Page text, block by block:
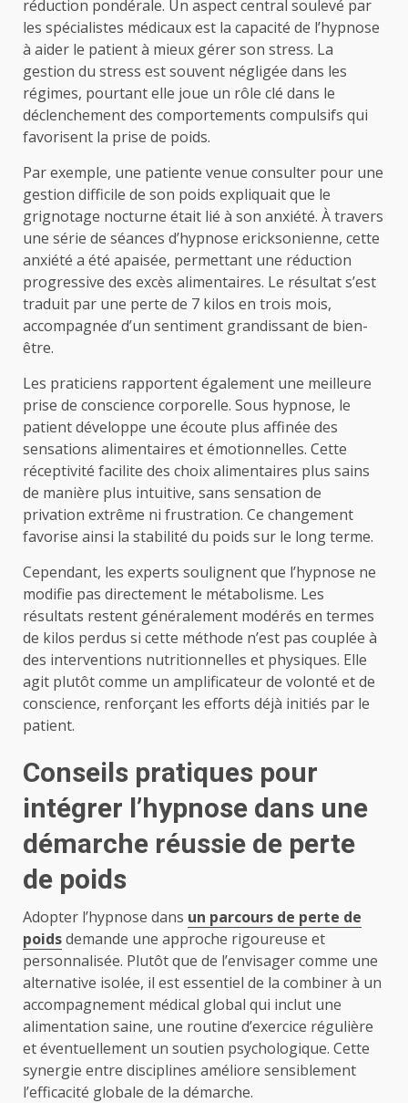
réduction pondérale. Un aspect central soulevé par
les spécialistes médicaux est la capacité de l’hypnose
à aider le patient à mieux gérer son stress. La
gestion du stress est souvent négligée dans les
régimes, pourtant elle joue un rôle clé dans le
déclenchement des comportements compulsifs qui
favorisent la prise de poids.
Par exemple, une patiente venue consulter pour une
gestion difficile de son poids expliquait que le
grignotage nocturne était lié à son anxiété. À travers
une série de séances d’hypnose ericksonienne, cette
anxiété a été apaisée, permettant une réduction
progressive des excès alimentaires. Le résultat s’est
traduit par une perte de 7 kilos en trois mois,
accompagnée d’un sentiment grandissant de bien-
être.
Les praticiens rapportent également une meilleure
prise de conscience corporelle. Sous hypnose, le
patient développe une écoute plus affinée des
sensations alimentaires et émotionnelles. Cette
réceptivité facilite des choix alimentaires plus sains
de manière plus intuitive, sans sensation de
privation extrême ni frustration. Ce changement
favorise ainsi la stabilité du poids sur le long terme.
Cependant, les experts soulignent que l’hypnose ne
modifie pas directement le métabolisme. Les
résultats restent généralement modérés en termes
de kilos perdus si cette méthode n’est pas couplée à
des interventions nutritionnelles et physiques. Elle
agit plutôt comme un amplificateur de volonté et de
conscience, renforçant les efforts déjà initiés par le
patient.
Conseils pratiques pour
intégrer l’hypnose dans une
démarche réussie de perte
de poids
Adopter l’hypnose dans un parcours de perte de
poidsdemande une approche rigoureuse et
personnalisée. Plutôt que de l’envisager comme une
alternative isolée, il est essentiel de la combiner à un
accompagnement médical global qui inclut une
alimentation saine, une routine d’exercice régulière
et éventuellement un soutien psychologique. Cette
synergie entre disciplines améliore sensiblement
l’efficacité globale de la démarche.